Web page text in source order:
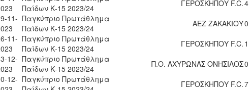
Παίδων Κ-15 2023/24
ΓΕΡΟΣΚΗΠΟΥ F.C.4
11- Παγκύπριο Πρωτάθλημα
Παίδων Κ-15 2023/24
ΑΕΖ ΖΑΚΑΚΙΟΥ0
11- Παγκύπριο Πρωτάθλημα
Παίδων Κ-15 2023/24
ΓΕΡΟΣΚΗΠΟΥ F.C. 1
12- Παγκύπριο Πρωτάθλημα
Παίδων Κ-15 2023/24
Π.Ο. ΑΧΥΡΩΝΑΣ ΟΝΗΣΙΛΟΣ0
12- Παγκύπριο Πρωτάθλημα
ΓΕΡΟΣΚΗΠΟΥ F.C.7